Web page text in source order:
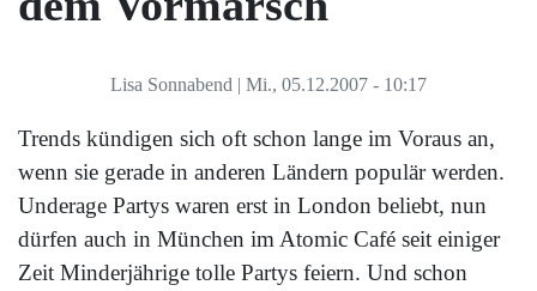
Lisa Sonnabend | Mi., 05.12.2007 - 10:17
Trends kündigen sich oft schon lange im Voraus an,
wenn sie gerade in anderen Ländern populär werden.
Underage Partys waren erst in London beliebt, nun
dürfen auch in München im Atomic Café seit einiger
Zeit Minderjährige tolle Partys feiern. Und schon